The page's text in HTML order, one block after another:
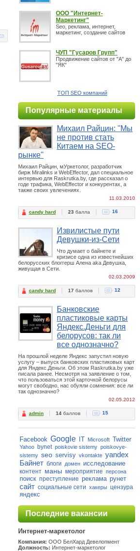
OOO "Интернет-
Маркетинг"
Seo, реклама, интернет,
маркетинг, создание сайтов
ЧУП "Гусаров Групп"
Продвижение сайтов от "А" до
"ЯК"
ТОП SEO компаний
Популярные материалы
Михаил Райцин: ''Мы
не против стать
Китаем на SEO-
рынке''
Михаил Райцин, мУркетолог, разработчик
бирж Miralinks и WebEffector, дал специальное
интервью для Raskrutka.by, где рассказал о
годе трафика, WebEffector и конкурентах, а
также своих увлечениях.
11.03.2010
candy hard 23 балла 16
Извилистые пути
Девушки-из-Сети
Что думает о байнете и
кризисе одна из известнейших
белорусских блоггерш Алена aka Девушка,
живущая в Сети.
02.03.2009
candy hard 17 баллов 12
Банковские
пластиковые карты
Яндекс.Деньги для
белорусов: так ли
все однозначно?
На прошлой неделе Яндекс запустил новую
услугу – выпуск банковских пластиковых карт
для Яндекс.Деньги. Об этом Raskrutka.by уже
писала ранее. Несмотря на заявление о том,
что пользоваться этой карточкой белорусы
могут свободно, нас обуяли сомнения: все ли
так однозначно?
02.05.2012
admin 14 баллов 15
Facebook Google IT Microsoft Twitter
Yahoo bynet poiskovie sistemy poiskovye-
sistemy seo servisy vkontakte yandex
Байнет блоги домен исследование
контент маны мероприятие персона
поиск преступление реклама рунет
сайт социальные сети хакеры цензура
яндекс
Последние вакансии
Интернет-маркетолог
Компания: ООО БелХард Девелопмент
Должность: Интернет-маркетолог